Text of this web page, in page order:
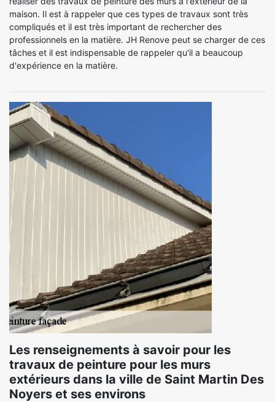
maison. Il est à rappeler que ces types de travaux sont très
compliqués et il est très important de rechercher des
professionnels en la matière. JH Renove peut se charger de ces
tâches et il est indispensable de rappeler qu'il a beaucoup
d'expérience en la matière.
Les renseignements à savoir pour les
travaux de peinture pour les murs
extérieurs dans la ville de Saint Martin Des
Noyers et ses environs